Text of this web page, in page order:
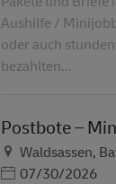
Aushilfe /
oder auch
bezahlten...
Postbote –
Τοποθεσία
Waldsassen,
Ημερομηνία
07/30/2026